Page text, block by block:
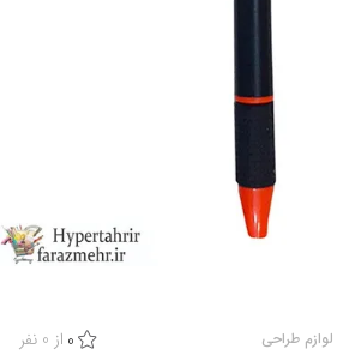
لوازم طراحی 0 از 0 نفر